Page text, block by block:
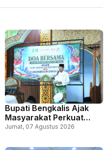
Bupati Bengkalis Ajak
Masyarakat Perkuat
Persatuan Lewat Doa
Jadi ke-69 Riau dan HUT
Jumat, 07 Agustus 2026